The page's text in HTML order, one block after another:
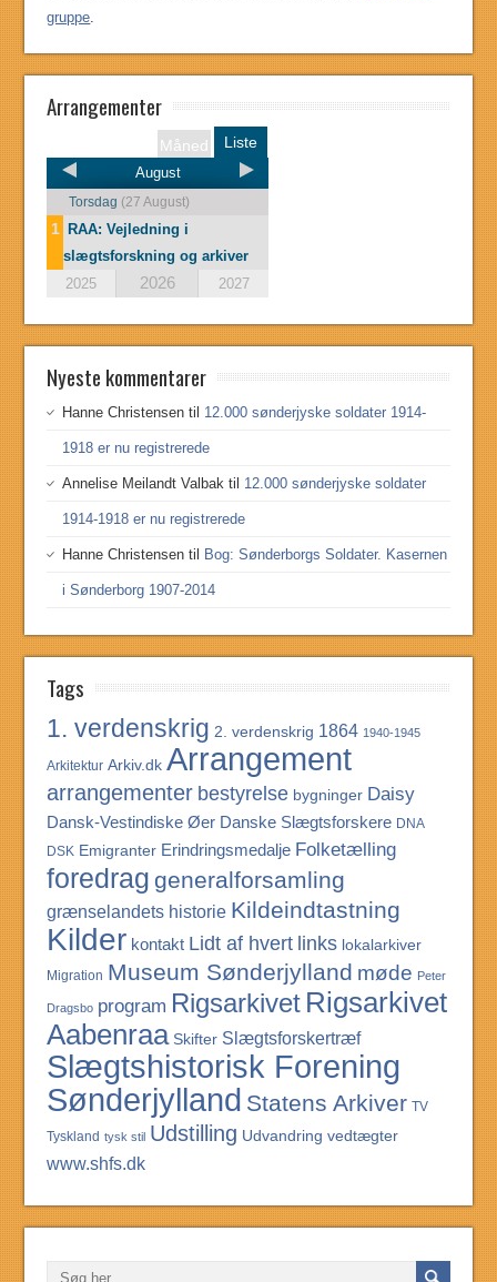
gruppe
Arrangementer
Liste
Måned
August
Torsdag (27 August)
1 RAA: Vejledning i
slægtsforskning og arkiver
2025
2026 2027
Nyeste kommentarer
Hanne Christensen til 12.000 sønderjyske soldater 1914-
1918 er nu registrerede
Annelise Meilandt Valbak til 12.000 sønderjyske soldater
1914-1918 er nu registrerede
Hanne Christensen til Bog: Sønderborgs Soldater. Kasernen
i Sønderborg 1907-2014
Tags
1. verdenskrig 2. verdenskrig 1864 1940-1945
Arkitektur Arkiv.dk Arrangement
arrangementer bestyrelse bygninger Daisy
Dansk-Vestindiske Øer Danske Slægtsforskere DNA
DSK Emigranter Erindringsmedalje Folketælling
foredrag generalforsamling
grænselandets historie Kildeindtastning
Kilder kontakt Lidt af hvert links lokalarkiver
Migration Museum Sønderjylland møde Peter
Dragsbo program Rigsarkivet Rigsarkivet
Aabenraa Skifter Slægtsforskertræf
Slægtshistorisk Forening
Sønderjylland Statens Arkiver TV
Tyskland tysk stil Udstilling Udvandring vedtægter
www.shfs.dk